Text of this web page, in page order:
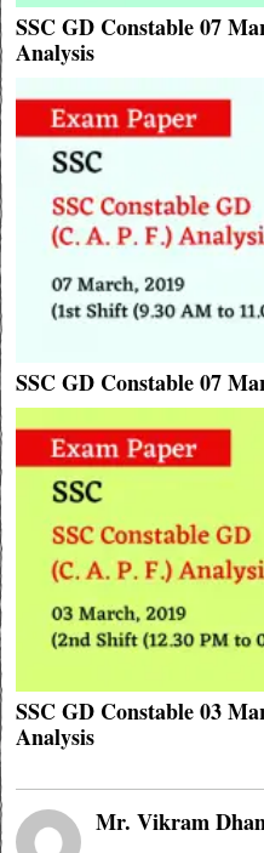
SSC GD Constable 07
Analysis
SSC GD Constable 07
SSC GD Constable 03
Analysis
Mr. Vikram